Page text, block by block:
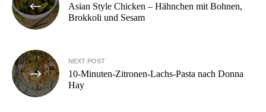
Asian Style Chicken – Hähnchen mit Bohnen,
Brokkoli und Sesam
NEXT POST
10-Minuten-Zitronen-Lachs-Pasta nach Donna
Hay